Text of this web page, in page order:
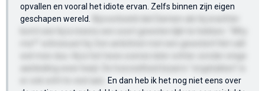
opvallen en vooral het idiote ervan. Zelfs binnen zijn eigen
geschapen wereld.
En dan heb ik het nog niet eens over